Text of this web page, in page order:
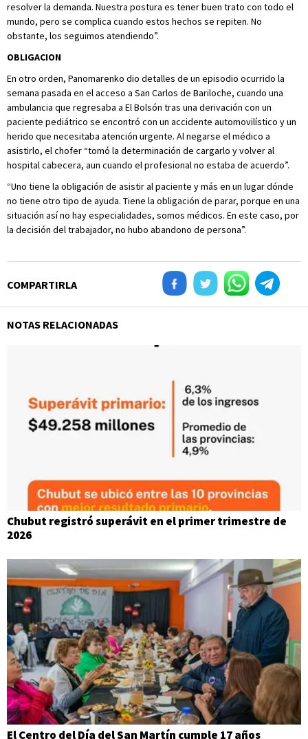
resolver la demanda. Nuestra postura es tener buen trato con todo el
mundo, pero se complica cuando estos hechos se repiten. No
obstante, los seguimos atendiendo”.
OBLIGACION
En otro orden, Panomarenko dio detalles de un episodio ocurrido la
semana pasada en el acceso a San Carlos de Bariloche, cuando una
ambulancia que regresaba a El Bolsón tras una derivación con un
paciente pediátrico se encontró con un accidente automovilístico y un
herido que necesitaba atención urgente. Al negarse el médico a
asistirlo, el chofer “tomó la determinación de cargarlo y volver al
hospital cabecera, aun cuando el profesional no estaba de acuerdo”.
“Uno tiene la obligación de asistir al paciente y más en un lugar dónde
no tiene otro tipo de ayuda. Tiene la obligación de parar, porque en una
situación así no hay especialidades, somos médicos. En este caso, por
la decisión del trabajador, no hubo abandono de persona”.
COMPARTIRLA
NOTAS RELACIONADAS
Chubut registró superávit en el primer trimestre de
2026
El Centro del Día del San Martín cumple 17 años